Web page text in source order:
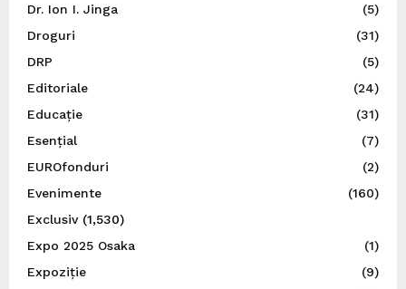
Dr. Ion I. Jinga
(5)
Droguri
(31)
DRP
(5)
Editoriale
(24)
Educație
(31)
Esențial
(7)
EUROfonduri
(2)
Evenimente
(160)
Exclusiv(1,530)
Expo 2025 Osaka
(1)
Expoziție
(9)